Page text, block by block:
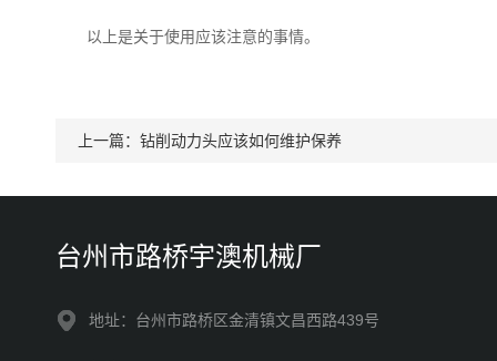
以上是关于使用应该注意的事情。
上一篇： 钻削动力头应该如何维护保养
台州市路桥宇澳机械厂
地址：台州市路桥区金清镇文昌西路439号